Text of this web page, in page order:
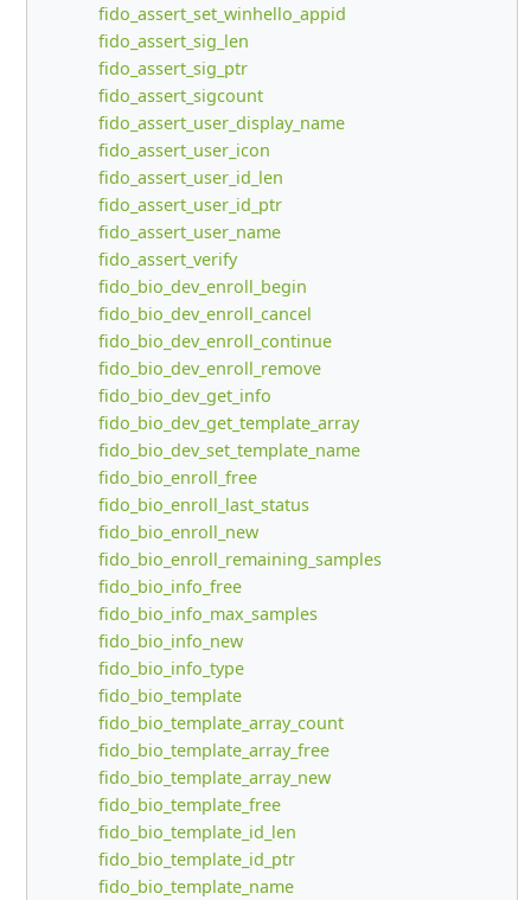
fido_assert_set_winhello_appid
fido_assert_sig_len
fido_assert_sig_ptr
fido_assert_sigcount
fido_assert_user_display_name
fido_assert_user_icon
fido_assert_user_id_len
fido_assert_user_id_ptr
fido_assert_user_name
fido_assert_verify
fido_bio_dev_enroll_begin
fido_bio_dev_enroll_cancel
fido_bio_dev_enroll_continue
fido_bio_dev_enroll_remove
fido_bio_dev_get_info
fido_bio_dev_get_template_array
fido_bio_dev_set_template_name
fido_bio_enroll_free
fido_bio_enroll_last_status
fido_bio_enroll_new
fido_bio_enroll_remaining_samples
fido_bio_info_free
fido_bio_info_max_samples
fido_bio_info_new
fido_bio_info_type
fido_bio_template
fido_bio_template_array_count
fido_bio_template_array_free
fido_bio_template_array_new
fido_bio_template_free
fido_bio_template_id_len
fido_bio_template_id_ptr
fido_bio_template_name